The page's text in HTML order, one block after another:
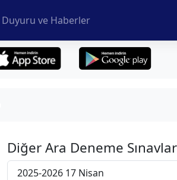
Duyuru ve Haberler
Diğer Ara Deneme
2025-2026 17 Nisan